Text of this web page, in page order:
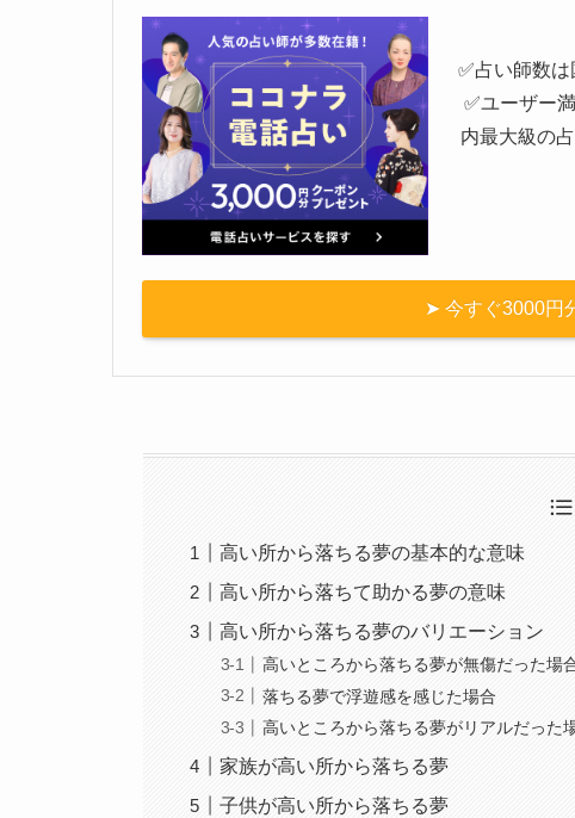
✅️占い師数
✅️ユーザー
内最大級の
➤ 今すぐ3000円
高い所から落ちる夢の基本的な意味
高い所から落ちて助かる夢の意味
高い所から落ちる夢のバリエーション
高いところから落ちる夢が無傷だった場
落ちる夢で浮遊感を感じた場合
高いところから落ちる夢がリアルだった
家族が高い所から落ちる夢
子供が高い所から落ちる夢